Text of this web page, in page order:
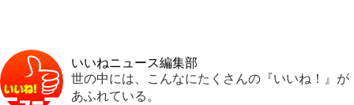
いいねニュース編集部
世の中には、こんなにたくさんの『いいね！』が
あふれている。